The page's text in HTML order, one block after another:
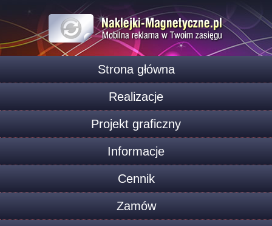
Strona główna
Realizacje
Projekt graficzny
Informacje
Cennik
Zamów